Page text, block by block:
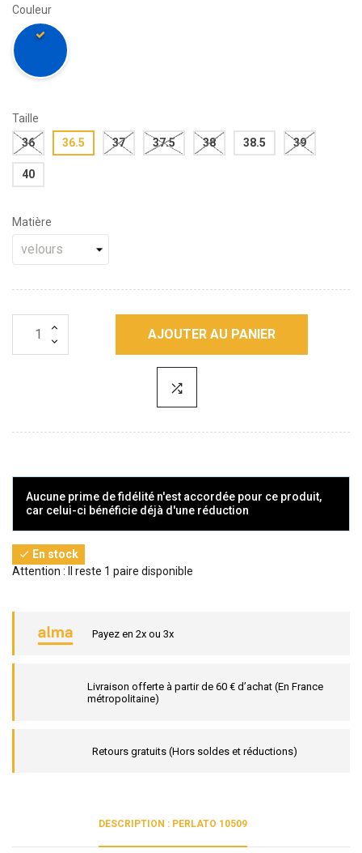
Couleur
Taille
36
36.5 37 37.5 38 38.5 39
40
Matière
AJOUTER AU PANIER
Aucune prime de fidélité n'est accordée pour ce produit,
car celui-ci bénéficie déjà d'une réduction
 En stock
Attention : Il reste 1 paire disponible
Payez en 2x ou 3x
Livraison offerte à partir de 60 € d’achat (En France
métropolitaine)
Retours gratuits (Hors soldes et réductions)
DESCRIPTION : PERLATO 10509